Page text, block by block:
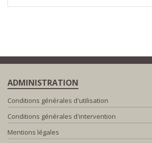
ADMINISTRATION
Conditions générales d'utilisation
Conditions générales d'intervention
Mentions légales